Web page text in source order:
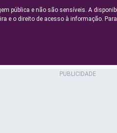
pública e não são sensíveis. A
e o direito de acesso à informação.